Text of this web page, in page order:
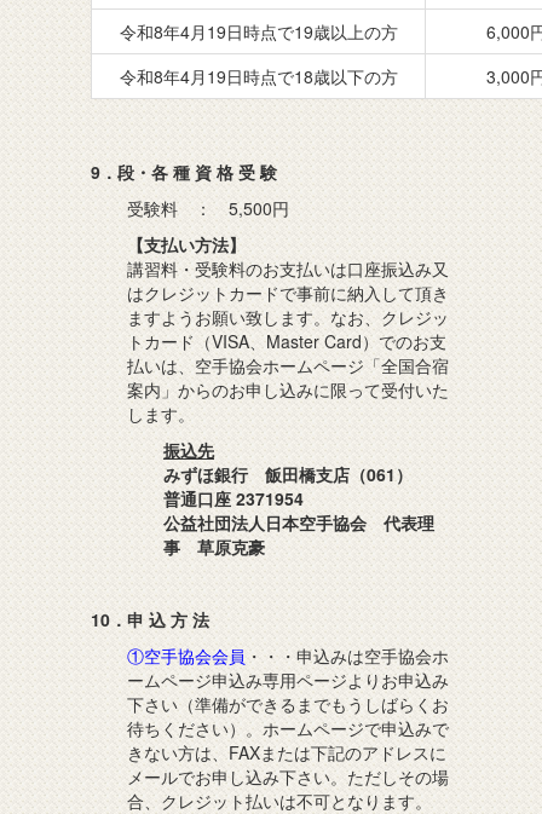
令和8年4月19日時点で19歳以上の方
6,000
令和8年4月19日時点で18歳以下の方
3,000
9．段・各 種 資 格 受 験
受験料 ： 5,500円
【支払い方法】
講習料・受験料のお支払いは口座振込み又
はクレジットカードで事前に納入して頂き
ますようお願い致します。なお、クレジッ
トカード（VISA、Master Card）でのお支
払いは、空手協会ホームページ「全国合宿
案内」からのお申し込みに限って受付いた
します。
振込先
みずほ銀行 飯田橋支店（061）
普通口座 2371954
公益社団法人日本空手協会 代表理
事 草原克豪
10．申 込 方 法
①空手協会会員 ・・・申込みは空手協会ホ
ームページ申込み専用ページよりお申込み
下さい（準備ができるまでもうしばらくお
待ちください）。ホームページで申込みで
きない方は、FAXまたは下記のアドレスに
メールでお申し込み下さい。ただしその場
合、クレジット払いは不可となります。